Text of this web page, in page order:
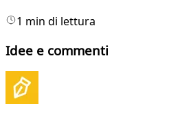
1 min di lettura
Idee e commenti